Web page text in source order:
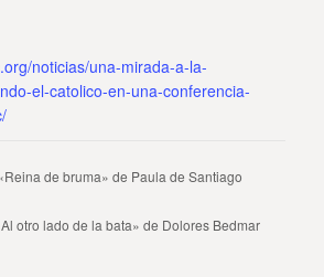
noticias/una-mirada-a-la-
el-catolico-en-una-conferencia-
de bruma» de Paula de Santiago
otro lado de la bata» de Dolores Bedmar